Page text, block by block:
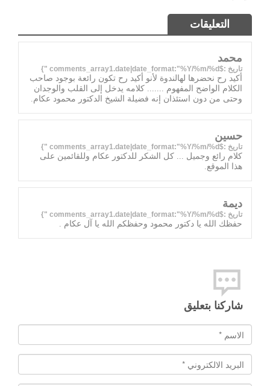
التعليقات
محمد
تاريخ :$comments_array1.date|date_format:"%Y/%m/%d "}
أكيد رح نحضرها لهالندوة لأنو أكيد رح تكون رائعة بوجود صاحب
الكلام الواضح المفهوم ....... كلامه يدخل إلى القلب والوجدان
وحتى من دون استئذان إنه فضيلة الشيخ الدكتور محمود عكام.
حسين
تاريخ :$comments_array1.date|date_format:"%Y/%m/%d "}
كلام رائع وجميل ... كل الشكر للدكتور عكام وللقائمين على
هذا الموقع.
ديمة
تاريخ :$comments_array1.date|date_format:"%Y/%m/%d "}
حفظك الله يا دكتور محمود وحفظكم الله يا آل عكام .
شاركنا بتعليق